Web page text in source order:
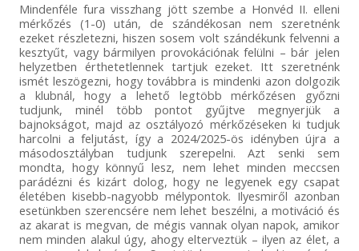
Mindenféle fura visszhang jött szembe a Honvéd II. elleni
mérkőzés (1-0) után, de szándékosan nem szeretnénk
ezeket részletezni, hiszen sosem volt szándékunk felvenni a
kesztyűt, vagy bármilyen provokációnak felülni – bár jelen
helyzetben érthetetlennek tartjuk ezeket. Itt szeretnénk
ismét leszögezni, hogy továbbra is mindenki azon dolgozik
a klubnál, hogy a lehető legtöbb mérkőzésen győzni
tudjunk, minél több pontot gyűjtve megnyerjük a
bajnokságot, majd az osztályozó mérkőzéseken ki tudjuk
harcolni a feljutást, így a 2024/2025-ös idényben újra a
másodosztályban tudjunk szerepelni. Azt senki sem
mondta, hogy könnyű lesz, nem lehet minden meccsen
parádézni és kizárt dolog, hogy ne legyenek egy csapat
életében kisebb-nagyobb mélypontok. Ilyesmiről azonban
esetünkben szerencsére nem lehet beszélni, a motiváció és
az akarat is megvan, de mégis vannak olyan napok, amikor
nem minden alakul úgy, ahogy elterveztük – ilyen az élet, a